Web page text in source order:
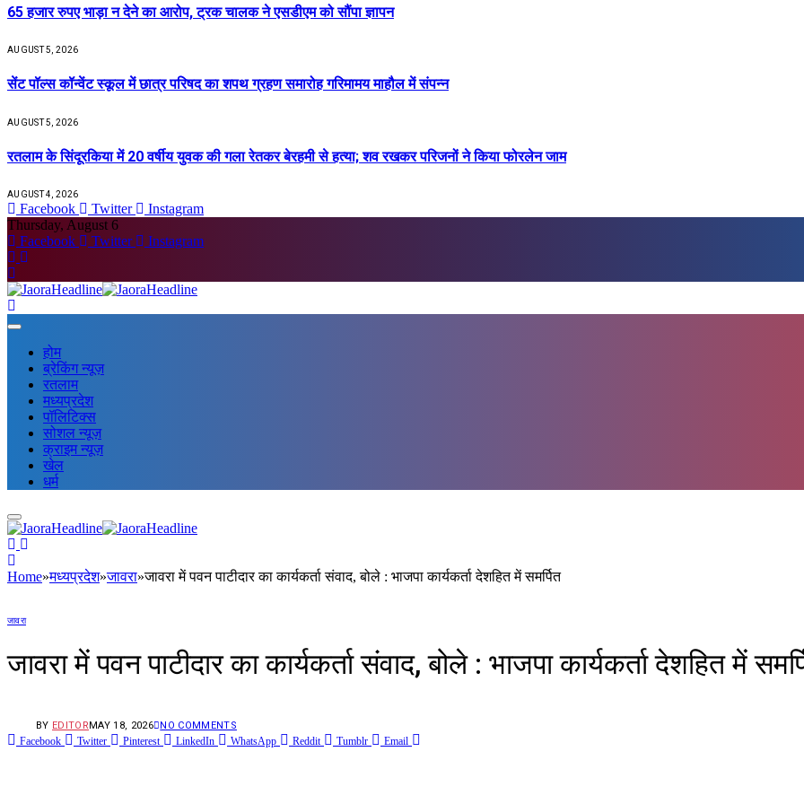
65 हजार रुपए भाड़ा न देने का आरोप, ट्रक चालक ने एसडीएम को सौंपा ज्ञापन
AUGUST 5, 2026
सेंट पॉल्स कॉन्वेंट स्कूल में छात्र परिषद का शपथ ग्रहण समारोह गरिमामय माहौल में संपन्न
AUGUST 5, 2026
रतलाम के सिंदूरकिया में 20 वर्षीय युवक की गला रेतकर बेरहमी से हत्या; शव रखकर परिजनों ने किया फोरलेन जाम
AUGUST 4, 2026
Facebook Twitter
Instagram
Thursday, August 6
Facebook
Twitter Instagram
होम
ब्रेकिंग न्यूज़
रतलाम
मध्यप्रदेश
पॉलिटिक्स
सोशल न्यूज़
क्राइम न्यूज़
खेल
धर्म
Home»मध्यप्रदेश»जावरा»जावरा में पवन पाटीदार का कार्यकर्ता संवाद, बोले : भाजपा कार्यकर्ता देशहित में समर्पित
जावरा
जावरा में पवन पाटीदार का कार्यकर्ता संवाद, बोले : भाजपा कार्यकर्ता देशहित में
BY EDITORMAY 18, 2026 NO COMMENTS
Facebook Twitter Pinterest LinkedIn WhatsApp Reddit Tumblr Email